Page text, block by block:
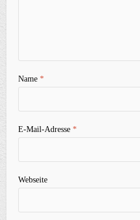
Name*
E-Mail-Adresse*
Webseite